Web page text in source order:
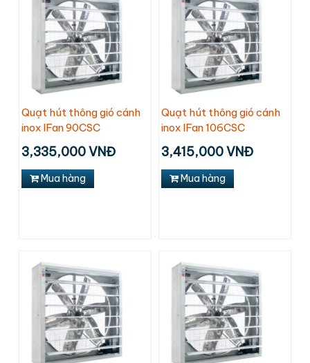
Quạt hút thông gió cánh
inox IFan 90CSC
3,335,000 VNĐ
Mua hàng
Quạt hút thông gió cánh
inox IFan 106CSC
3,415,000 VNĐ
Mua hàng